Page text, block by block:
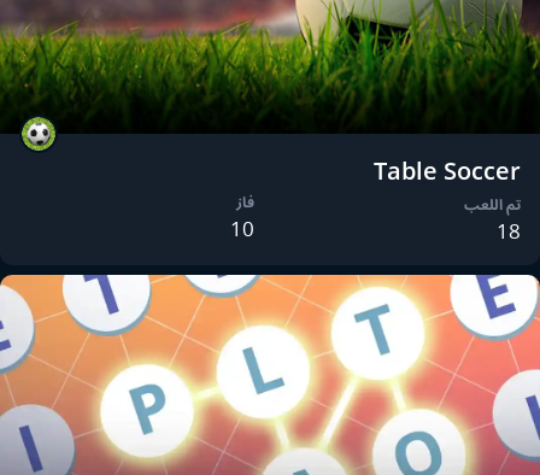
Table Soccer
تم اللعب
18
فاز
10